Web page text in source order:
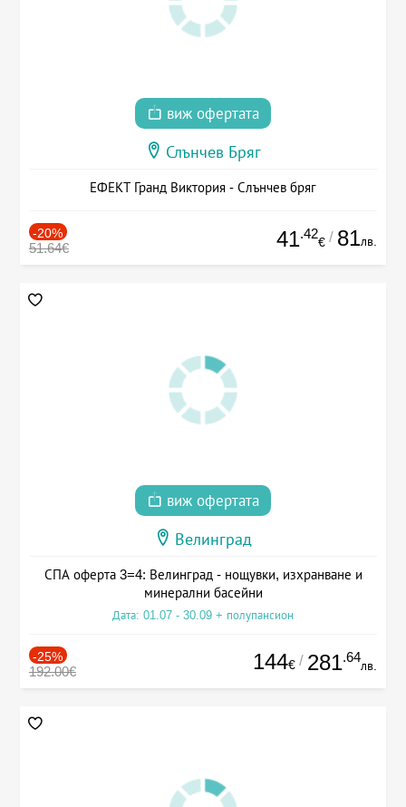
виж офертата
Слънчев Бряг
ЕФЕКТ Гранд Виктория - Слънчев бряг
-20%
51.64€ 41.42
€ / 81лв.
виж офертата
Велинград
СПА оферта 3=4: Велинград - нощувки, изхранване и
минерални басейни
Дата: 01.07 - 30.09 + полупансион
-25%
192.00€ 144€ / 281.64
лв.